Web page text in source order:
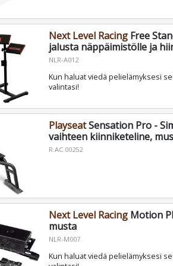
Next Level RacingFree
jalusta näppäimistölle ja
NLR-A012
Kun haluat viedä pelielämyksesi
valintasi!
PlayseatSensation Pro -
vaihteen kiinniketeline,
R.AC.00252
Next Level RacingMotion
musta
NLR-M007
Kun haluat viedä pelielämyksesi